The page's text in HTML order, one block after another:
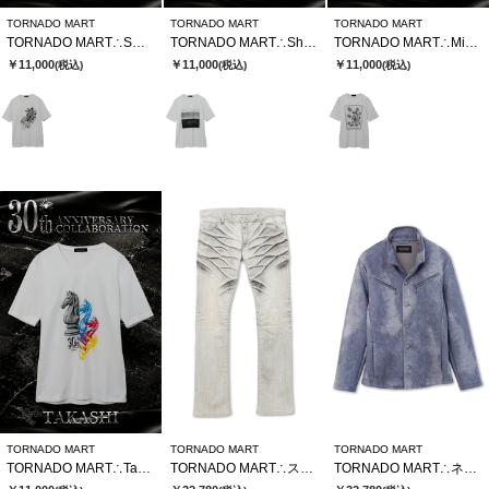
TORNADO MART
￥11,000(税込)
TORNADO MART
￥11,000(税込)
TORNADO MART
￥11,000(税込)
TORNADO MART
TORNADO MART∴TakashixTMコラボTシャツ
TORNADO MART
TORNADO MART∴ストロングダークダイシューカットデニム
TORNADO MART
TORNADO MART∴ネオシャツブルゾン